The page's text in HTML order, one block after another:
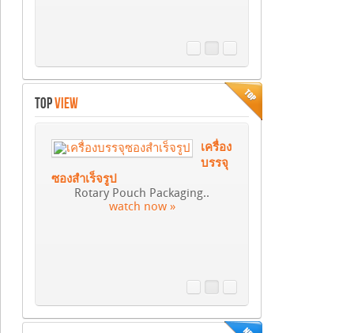
TOPVIEW
เครื่อง
บรรจุ
ซองสำเร็จรูป
Rotary Pouch Packaging..
watch now »